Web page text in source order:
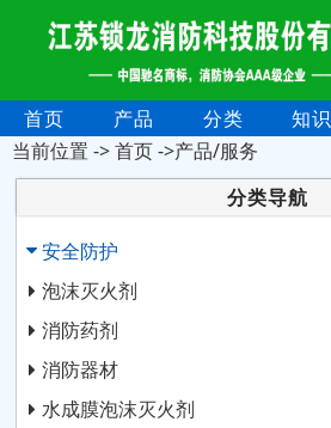
首页 产品 分类 知识
当前位置 ->首页->产品/服务
分类导航
安全防护
泡沫灭火剂
消防药剂
消防器材
水成膜泡沫灭火剂